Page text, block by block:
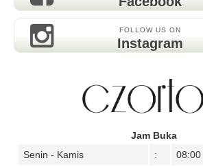
FOLLOW US ON
Instagram
Jam Buka
Senin - Kamis
: